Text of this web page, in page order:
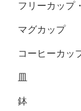
フリーカップ
マグカップ
コーヒーカッ
皿
鉢